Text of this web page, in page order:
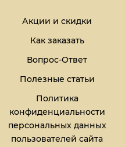
Акции и скидки
Как заказать
Вопрос-Ответ
Полезные статьи
Политика
конфиденциальности
персональных данных
пользователей сайта